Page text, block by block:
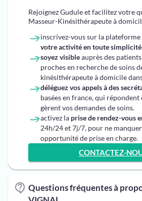
Rejoignez Gudule et facilitez votre
Masseur-Kinésithérapeute à
inscrivez-vous sur la plateforme
votre activité en toute simplicité
soyez visibleauprès des
proches en recherche de soins
kinésithérapeute à domicile
déléguez vos appels à des
basées en france, qui
gèrent vos demandes de soins.
activez la prise de rendez-vous
24h/24 et 7j/7, pour ne
opportunité de prise en charge.
CONTACTEZ-
Questions fréquentes à